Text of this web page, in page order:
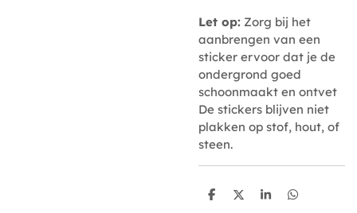
Let op: Zorg bij het
aanbrengen van een
sticker ervoor dat je de
ondergrond goed
schoonmaakt en ontvet
De stickers blijven niet
plakken op stof, hout, of
steen.
D
D
S
D